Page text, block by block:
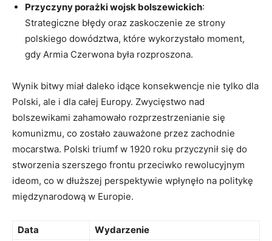
Przyczyny porażki wojsk bolszewickich:
Strategiczne błędy oraz ‌zaskoczenie ze strony
polskiego dowództwa, które wykorzystało moment,
gdy Armia Czerwona‌ była rozproszona.
Wynik bitwy miał ​daleko idące konsekwencje nie tylko dla
Polski, ale i dla całej Europy. Zwycięstwo nad
bolszewikami zahamowało rozprzestrzenianie się
komunizmu, ⁤co zostało zauważone przez zachodnie
‌mocarstwa. Polski ​triumf w 1920 roku przyczynił się​ do
stworzenia szerszego frontu ⁤przeciwko rewolucyjnym
‍ideom, co w dłuższej perspektywie wpłynęło na politykę
międzynarodową w Europie.
Data
Wydarzenie